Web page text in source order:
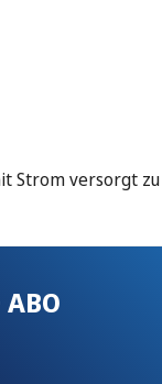
Strom versorgt